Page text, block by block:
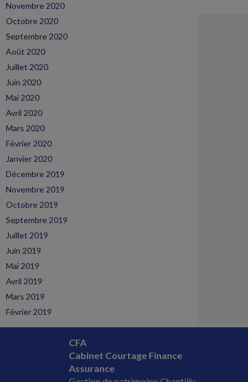
Novembre 2020
Octobre 2020
Septembre 2020
Août 2020
Juillet 2020
Juin 2020
Mai 2020
Avril 2020
Mars 2020
Février 2020
Janvier 2020
Décembre 2019
Novembre 2019
Octobre 2019
Septembre 2019
Juillet 2019
Juin 2019
Mai 2019
Avril 2019
Mars 2019
Février 2019
CFA
Cabinet Courtage Finance
Assurance